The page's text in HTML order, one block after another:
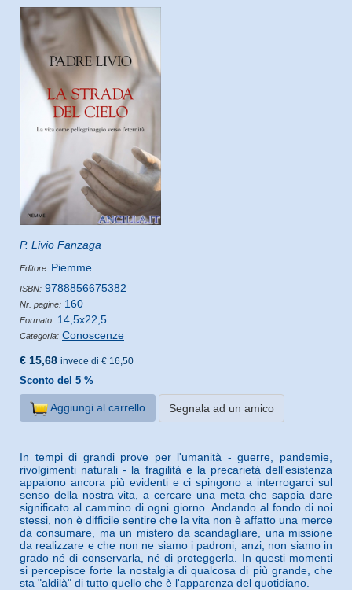
P. Livio Fanzaga
Editore: Piemme
ISBN: 9788856675382
Nr. pagine: 160
Formato: 14,5x22,5
Categoria: Conoscenze
€ 15,68 invece di € 16,50
Sconto del 5 %
Aggiungi al carrello Segnala ad un amico
In tempi di grandi prove per l'umanità - guerre, pandemie,
rivolgimenti naturali - la fragilità e la precarietà dell'esistenza
appaiono ancora più evidenti e ci spingono a interrogarci sul
senso della nostra vita, a cercare una meta che sappia dare
significato al cammino di ogni giorno. Andando al fondo di noi
stessi, non è difficile sentire che la vita non è affatto una merce
da consumare, ma un mistero da scandagliare, una missione
da realizzare e che non ne siamo i padroni, anzi, non siamo in
grado né di conservarla, né di proteggerla. In questi momenti
si percepisce forte la nostalgia di qualcosa di più grande, che
sta "aldilà" di tutto quello che è l'apparenza del quotidiano.